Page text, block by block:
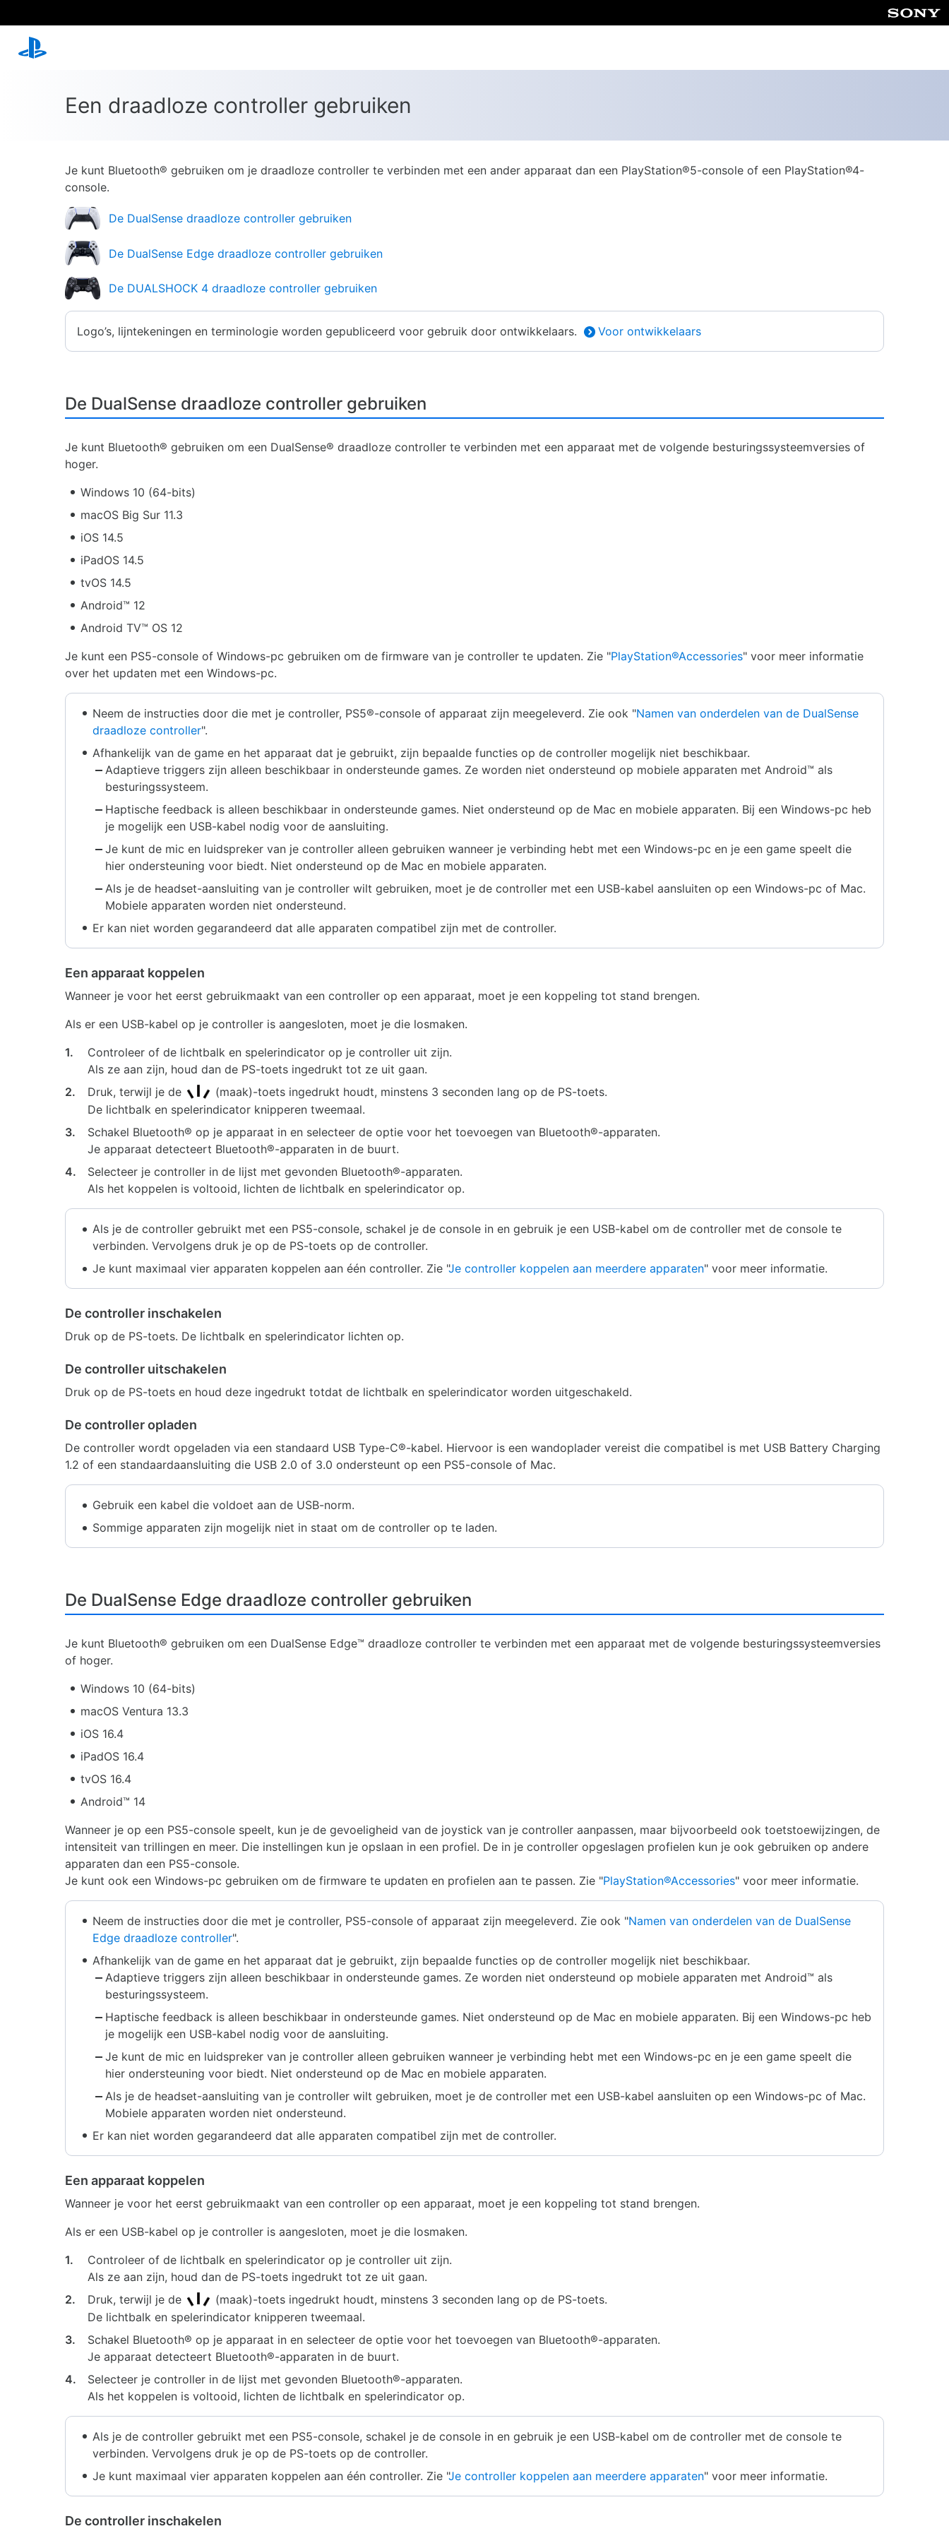
Een draadloze controller gebruiken
Je kunt Bluetooth® gebruiken om je draadloze controller te verbinden met een ander apparaat dan een PlayStation®5-console of een PlayStation®4-
console.
De DualSense draadloze controller gebruiken
De DualSense Edge draadloze controller gebruiken
De DUALSHOCK 4 draadloze controller gebruiken
Logo’s, lijntekeningen en terminologie worden gepubliceerd voor gebruik door ontwikkelaars. Voor ontwikkelaars
De DualSense draadloze controller gebruiken
Je kunt Bluetooth® gebruiken om een DualSense® draadloze controller te verbinden met een apparaat met de volgende besturingssysteemversies of
hoger.
Windows 10 (64-bits)
macOS Big Sur 11.3
iOS 14.5
iPadOS 14.5
tvOS 14.5
Android™ 12
Android TV™ OS 12
Je kunt een PS5-console of Windows-pc gebruiken om de firmware van je controller te updaten. Zie "PlayStation®Accessories" voor meer informatie
over het updaten met een Windows-pc.
Neem de instructies door die met je controller, PS5®-console of apparaat zijn meegeleverd. Zie ook "Namen van onderdelen van de DualSense
draadloze controller".
Afhankelijk van de game en het apparaat dat je gebruikt, zijn bepaalde functies op de controller mogelijk niet beschikbaar.
Adaptieve triggers zijn alleen beschikbaar in ondersteunde games. Ze worden niet ondersteund op mobiele apparaten met Android™ als
besturingssysteem.
Haptische feedback is alleen beschikbaar in ondersteunde games. Niet ondersteund op de Mac en mobiele apparaten. Bij een Windows-pc heb
je mogelijk een USB-kabel nodig voor de aansluiting.
Je kunt de mic en luidspreker van je controller alleen gebruiken wanneer je verbinding hebt met een Windows-pc en je een game speelt die
hier ondersteuning voor biedt. Niet ondersteund op de Mac en mobiele apparaten.
Als je de headset-aansluiting van je controller wilt gebruiken, moet je de controller met een USB-kabel aansluiten op een Windows-pc of Mac.
Mobiele apparaten worden niet ondersteund.
Er kan niet worden gegarandeerd dat alle apparaten compatibel zijn met de controller.
Een apparaat koppelen
Wanneer je voor het eerst gebruikmaakt van een controller op een apparaat, moet je een koppeling tot stand brengen.
Als er een USB-kabel op je controller is aangesloten, moet je die losmaken.
1.
Controleer of de lichtbalk en spelerindicator op je controller uit zijn.
Als ze aan zijn, houd dan de PS-toets ingedrukt tot ze uit gaan.
2.
Druk, terwijl je de
(maak)-toets ingedrukt houdt, minstens 3 seconden lang op de PS-toets.
De lichtbalk en spelerindicator knipperen tweemaal.
3.
Schakel Bluetooth® op je apparaat in en selecteer de optie voor het toevoegen van Bluetooth®-apparaten.
Je apparaat detecteert Bluetooth®-apparaten in de buurt.
4.
Selecteer je controller in de lijst met gevonden Bluetooth®-apparaten.
Als het koppelen is voltooid, lichten de lichtbalk en spelerindicator op.
Als je de controller gebruikt met een PS5-console, schakel je de console in en gebruik je een USB-kabel om de controller met de console te
verbinden. Vervolgens druk je op de PS-toets op de controller.
Je kunt maximaal vier apparaten koppelen aan één controller. Zie "Je controller koppelen aan meerdere apparaten" voor meer informatie.
De controller inschakelen
Druk op de PS-toets. De lichtbalk en spelerindicator lichten op.
De controller uitschakelen
Druk op de PS-toets en houd deze ingedrukt totdat de lichtbalk en spelerindicator worden uitgeschakeld.
De controller opladen
De controller wordt opgeladen via een standaard USB Type-C®-kabel. Hiervoor is een wandoplader vereist die compatibel is met USB Battery Charging
1.2 of een standaardaansluiting die USB 2.0 of 3.0 ondersteunt op een PS5-console of Mac.
Gebruik een kabel die voldoet aan de USB-norm.
Sommige apparaten zijn mogelijk niet in staat om de controller op te laden.
De DualSense Edge draadloze controller gebruiken
Je kunt Bluetooth® gebruiken om een DualSense Edge™ draadloze controller te verbinden met een apparaat met de volgende besturingssysteemversies
of hoger.
Windows 10 (64-bits)
macOS Ventura 13.3
iOS 16.4
iPadOS 16.4
tvOS 16.4
Android™ 14
Wanneer je op een PS5-console speelt, kun je de gevoeligheid van de joystick van je controller aanpassen, maar bijvoorbeeld ook toetstoewijzingen, de
intensiteit van trillingen en meer. Die instellingen kun je opslaan in een profiel. De in je controller opgeslagen profielen kun je ook gebruiken op andere
apparaten dan een PS5-console.
Je kunt ook een Windows-pc gebruiken om de firmware te updaten en profielen aan te passen. Zie "PlayStation®Accessories" voor meer informatie.
Neem de instructies door die met je controller, PS5-console of apparaat zijn meegeleverd. Zie ook "Namen van onderdelen van de DualSense
Edge draadloze controller".
Afhankelijk van de game en het apparaat dat je gebruikt, zijn bepaalde functies op de controller mogelijk niet beschikbaar.
Adaptieve triggers zijn alleen beschikbaar in ondersteunde games. Ze worden niet ondersteund op mobiele apparaten met Android™ als
besturingssysteem.
Haptische feedback is alleen beschikbaar in ondersteunde games. Niet ondersteund op de Mac en mobiele apparaten. Bij een Windows-pc heb
je mogelijk een USB-kabel nodig voor de aansluiting.
Je kunt de mic en luidspreker van je controller alleen gebruiken wanneer je verbinding hebt met een Windows-pc en je een game speelt die
hier ondersteuning voor biedt. Niet ondersteund op de Mac en mobiele apparaten.
Als je de headset-aansluiting van je controller wilt gebruiken, moet je de controller met een USB-kabel aansluiten op een Windows-pc of Mac.
Mobiele apparaten worden niet ondersteund.
Er kan niet worden gegarandeerd dat alle apparaten compatibel zijn met de controller.
Een apparaat koppelen
Wanneer je voor het eerst gebruikmaakt van een controller op een apparaat, moet je een koppeling tot stand brengen.
Als er een USB-kabel op je controller is aangesloten, moet je die losmaken.
1.
Controleer of de lichtbalk en spelerindicator op je controller uit zijn.
Als ze aan zijn, houd dan de PS-toets ingedrukt tot ze uit gaan.
2.
Druk, terwijl je de
(maak)-toets ingedrukt houdt, minstens 3 seconden lang op de PS-toets.
De lichtbalk en spelerindicator knipperen tweemaal.
3.
Schakel Bluetooth® op je apparaat in en selecteer de optie voor het toevoegen van Bluetooth®-apparaten.
Je apparaat detecteert Bluetooth®-apparaten in de buurt.
4.
Selecteer je controller in de lijst met gevonden Bluetooth®-apparaten.
Als het koppelen is voltooid, lichten de lichtbalk en spelerindicator op.
Als je de controller gebruikt met een PS5-console, schakel je de console in en gebruik je een USB-kabel om de controller met de console te
verbinden. Vervolgens druk je op de PS-toets op de controller.
Je kunt maximaal vier apparaten koppelen aan één controller. Zie "Je controller koppelen aan meerdere apparaten" voor meer informatie.
De controller inschakelen